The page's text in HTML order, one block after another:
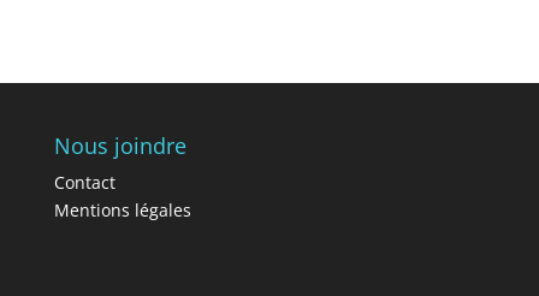
Nous joindre
Contact
Mentions légales